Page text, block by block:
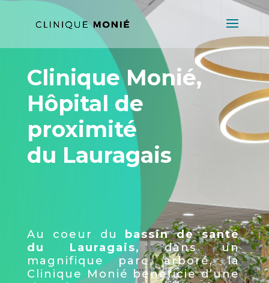
Clinique Monié,
Hôpital de
proximité
du Lauragais
Au coeur du
bassin de santé
du Lauragais, dans un
magnifique parc arboré, la
Clinique Monié bénéficie d’une